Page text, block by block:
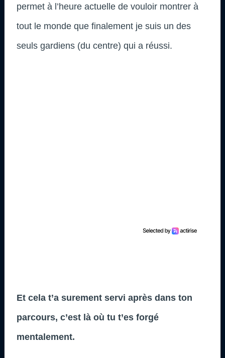
permet à l’heure actuelle de vouloir montrer à
tout le monde que finalement je suis un des
seuls gardiens (du centre) qui a réussi.
Et cela t’a surement servi après dans ton
parcours, c’est là où tu t’es forgé
mentalement.